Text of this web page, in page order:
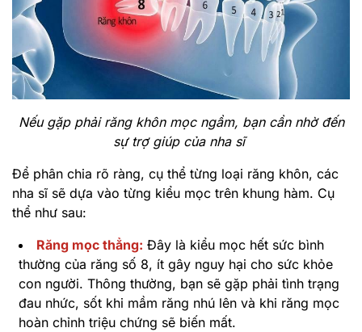
Nếu gặp phải răng khôn mọc ngầm, bạn cần nhờ đến
sự trợ giúp của nha sĩ
Để phân chia rõ ràng, cụ thể từng loại răng khôn, các
nha sĩ sẽ dựa vào từng kiểu mọc trên khung hàm. Cụ
thể như sau:
Răng mọc thẳng: Đây là kiểu mọc hết sức bình
thường của răng số 8, ít gây nguy hại cho sức khỏe
con người. Thông thường, bạn sẽ gặp phải tình trạng
đau nhức, sốt khi mầm răng nhú lên và khi răng mọc
hoàn chỉnh triệu chứng sẽ biến mất.